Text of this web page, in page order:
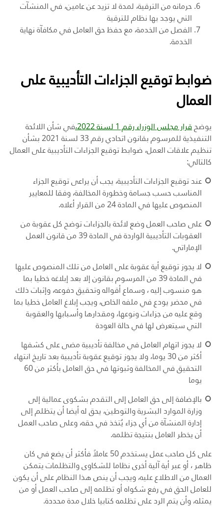
حرمانه من الترقية، لمدة لا تزيد عن عامين، في المنشآت
التي يوجد بها نظام للترقية
الفصل من الخدمة، مع حفظ حق العامل في مكافآة نهاية
الخدمة.
ضوابط توقيع الجزاءات التأديبية على
العمال
يوضح قرار مجلس الوزراء رقم 1 لسنة 2022،
في شأن اللائحة
التنفيذية للمرسوم بقانون اتحادي رقم 33 لسنة 2021 بشأن
تنظيم علاقات العمل، ضوابط توقيع الجزاءات التأديبية على العمال
كالتالي:
عند توقيع الجزاءات التأديبية، يجب أن يراعى توقيع الجزاء
المناسب حسب جسامة وخطورة المخالفة، وفقا للمعايير
المنصوص عليها في المادة 24 من القرار أعلاه
.
على صاحب العمل وضع لائحة بالجزاءات توضح كل عقوبة من
العقوبات التأديبية الواردة في المادة 39 من قانون العمل
الإماراتي.
لا يجوز توقيع أية عقوبة على العامل من تلك المنصوص عليها
في المادة 39 من المرسوم بقانون إلا بعد إبلاغه خطيا بما
هو منسوب إليه ، وسماع أقواله وتحقيق دفوعه، وإثبات ذلك
في محضر يودع في ملفه الخاص، ويجب إبلاغ العامل خطيا بما
وقع عليه من جزاءات ونوعها، ومقدارها وأسبابها والعقوبة
التي سيتعرض لها في حالة العودة
لا يجوز اتهام العامل في مخالفة تأديبية مضى على كشفها
أكثر من 30 يوما، ولا يجوز توقيع عقوبة تأديبية بعد تاريخ انتهاء
التحقيق في المخالفة وثبوتها في حق العامل بأكثر من 60
يوما
بالإضافة إلى حق العامل إلى التقدم بشكوى عمالية إلى
وزارة الموارد البشرية والتوطين، يحق له أيضا أن يتظلم إلى
إدارة المنشآة من أي جزاء يُتخذ في حقه، وعلى صاحب العمل
أن يخطر العامل بنتيجة تظلمه.
على كل صاحب عمل يستخدم 50 عاملاً فأكثر أن يضع في كان
ظاهر ، أو عبر أية آلية أخرى نظاما للشكاوى والتظلمات يتمكن
العمال من الاطلاع عليه، ويجب أن ينص هذا النظام على أن يكون
للعامل الحق في رفع شكواه أو تظلمه إلى صاحب العمل أو من
يمثله، وأن يتم الرد على تظلمه كتابيا خلال مدة محددة.